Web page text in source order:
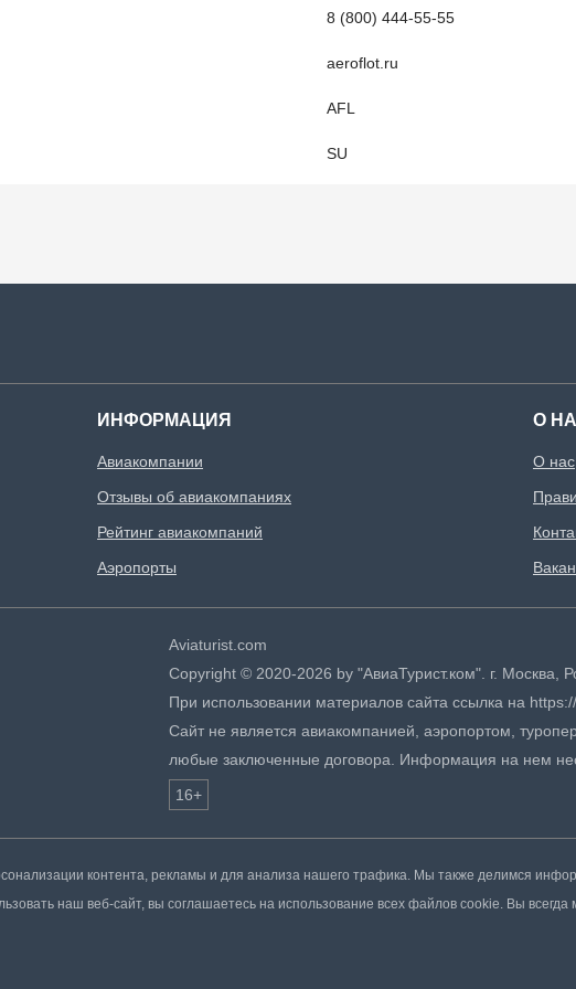
8 (800) 444-55-55
aeroflot.ru
AFL
SU
ИНФОРМАЦИЯ
Авиакомпании
Отзывы об авиакомпаниях
Рейтинг авиакомпаний
Аэропорты
О
О нас
Aviaturist.com
Copyright © 2020-2026 by "АвиаТурист.ком". г. Москва,
При использовании материалов сайта ссылка на
Сайт не является авиакомпанией, аэропортом,
любые заключенные договора. Информация на нем
16+
контента, рекламы и для анализа нашего трафика. Мы также делимся
наш веб-сайт, вы соглашаетесь на использование всех файлов cookie. Вы